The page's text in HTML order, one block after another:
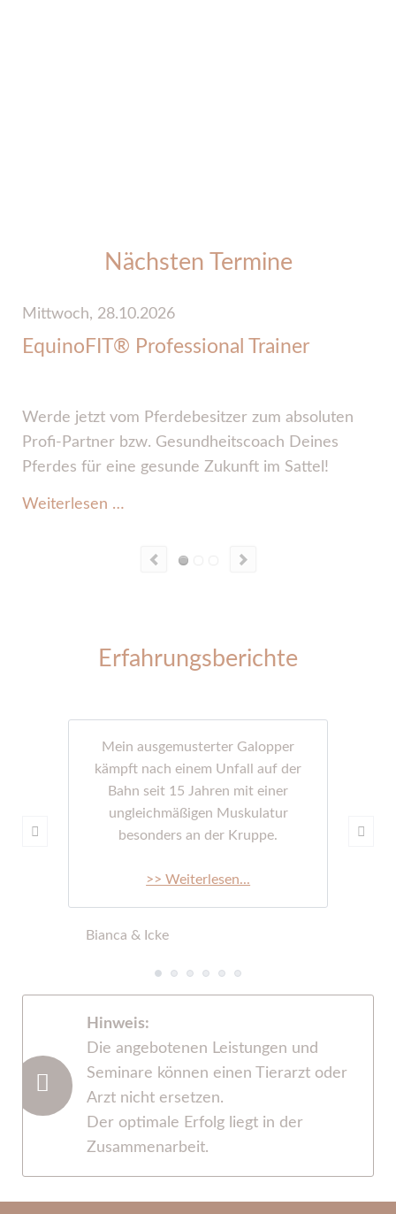
Nächsten Termine
Mittwoch, 28.10.2026
EquinoFIT® Professional Trainer
Werde jetzt vom Pferdebesitzer zum absoluten
Profi-Partner bzw. Gesundheitscoach Deines
Pferdes für eine gesunde Zukunft im Sattel!
Weiterlesen …
Erfahrungsberichte
Mein ausgemusterter Galopper
kämpft nach einem Unfall auf der
Bahn seit 15 Jahren mit einer
ungleichmäßigen Muskulatur
besonders an der Kruppe.
>> Weiterlesen...
Bianca & Icke
Hinweis:
Die angebotenen Leistungen und
Seminare können einen Tierarzt oder
Arzt nicht ersetzen.
Der optimale Erfolg liegt in der
Zusammenarbeit.